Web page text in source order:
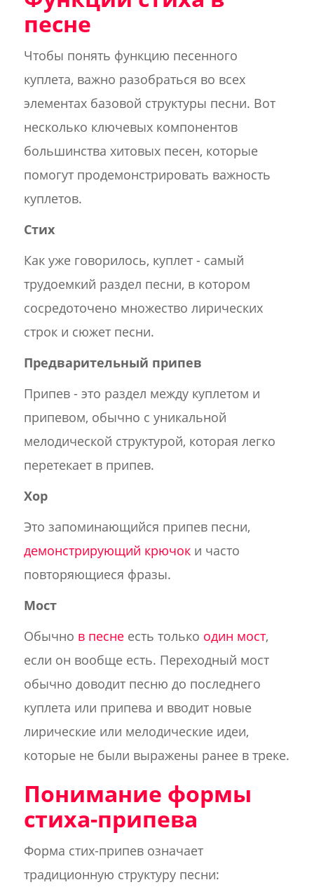
песне
Чтобы понять функцию песенного
куплета, важно разобраться во всех
элементах базовой структуры песни. Вот
несколько ключевых компонентов
большинства хитовых песен, которые
помогут продемонстрировать важность
куплетов.
Стих
Как уже говорилось, куплет - самый
трудоемкий раздел песни, в котором
сосредоточено множество лирических
строк и сюжет песни.
Предварительный припев
Припев - это раздел между куплетом и
припевом, обычно с уникальной
мелодической структурой, которая легко
перетекает в припев.
Хор
Это запоминающийся припев песни,
демонстрирующий крючоки часто
повторяющиеся фразы.
Мост
Обычно в песнеесть только один мост,
если он вообще есть. Переходный мост
обычно доводит песню до последнего
куплета или припева и вводит новые
лирические или мелодические идеи,
которые не были выражены ранее в треке.
Понимание формы
стиха-припева
Форма стих-припев означает
традиционную структуру песни: